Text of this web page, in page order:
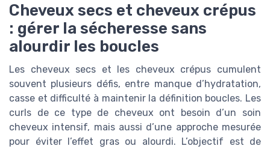
Cheveux secs et cheveux crépus
: gérer la sécheresse sans
alourdir les boucles
Les cheveux secs et les cheveux crépus cumulent
souvent plusieurs défis, entre manque d’hydratation,
casse et difficulté à maintenir la définition boucles. Les
curls de ce type de cheveux ont besoin d’un soin
cheveux intensif, mais aussi d’une approche mesurée
pour éviter l’effet gras ou alourdi. L’objectif est de